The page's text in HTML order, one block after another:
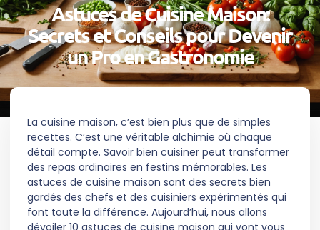
Astuces de Cuisine Maison:
Secrets et Conseils pour Devenir
un Pro en Gastronomie
La cuisine maison, c’est bien plus que de simples
recettes. C’est une véritable alchimie où chaque
détail compte. Savoir bien cuisiner peut transformer
des repas ordinaires en festins mémorables. Les
astuces de cuisine maison sont des secrets bien
gardés des chefs et des cuisiniers expérimentés qui
font toute la différence. Aujourd’hui, nous allons
dévoiler 10 astuces de cuisine maison qui vont vous